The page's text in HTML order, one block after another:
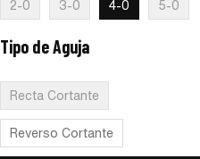
2-0 3-0 4-0 5-0
Tipo de Aguja
Recta Cortante
Reverso Cortante